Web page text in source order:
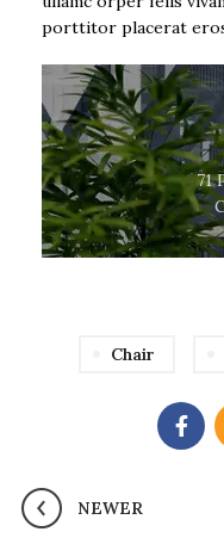
porttitor placerat
71
Chair
NEWER